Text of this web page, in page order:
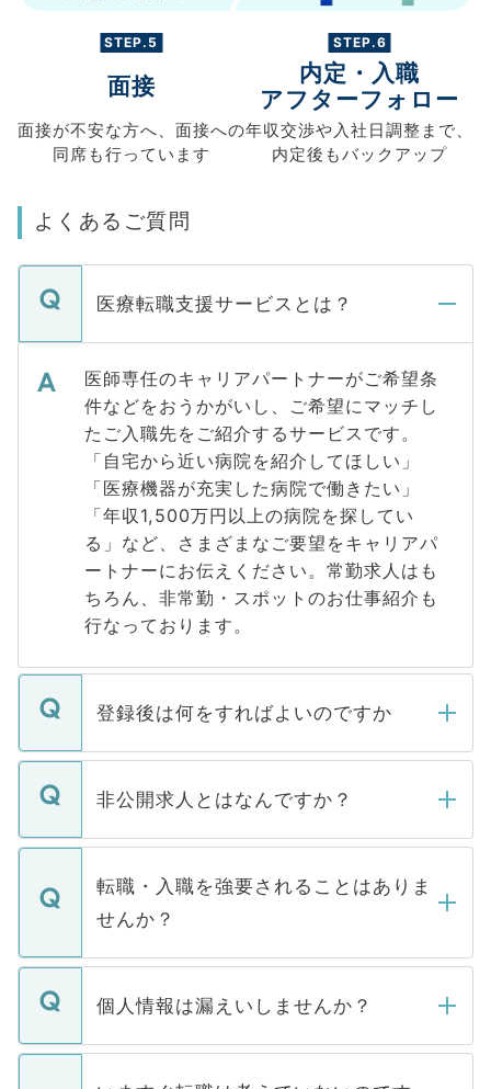
STEP.5
面接
面接が不安な方へ、 面接への
同席も行っています
STEP.6
内定・入職
アフターフォロー
年収交渉や入社日調整まで、
内定後もバックアップ
よくあるご質問
医療転職支援サービスとは？
医師専任のキャリアパートナーがご希望条
件などをおうかがいし、ご希望にマッチし
たご入職先をご紹介するサービスです。
「自宅から近い病院を紹介してほしい」
「医療機器が充実した病院で働きたい」
「年収1,500万円以上の病院を探してい
る」など、さまざまなご要望をキャリアパ
ートナーにお伝えください。常勤求人はも
ちろん、非常勤・スポットのお仕事紹介も
行なっております。
登録後は何をすればよいのですか
ご登録いただきましたら、弊社担当者がご
登録内容を確認し、その後メールもしくは
ます。通常、5営業日以内にはご連絡をせて
いただきますので、しばらくお待ちくださ
非公開求人とはなんですか？
マイナビDOCTORで取り扱っている求人の
うち約3割は、Webサイトからご覧いただ
けない「非公開求人」です。非公開求人は
下記の理由によって、一般には公開してい
ません。
■応募殺到を避けるため 人気のある医療機
関を公にしてしまうと、応募が殺到する場
転職・入職を強要されることはありま
せんか？
転職・入職を強要することは一切ありませ
ん。また、仮に応募先から内定をいただい
定を承諾する必要はありません。内定先へ
の辞退の連絡はキャリアパートナーが行い
個人情報は漏えいしませんか？
個人情報が漏えいすることはありませんの